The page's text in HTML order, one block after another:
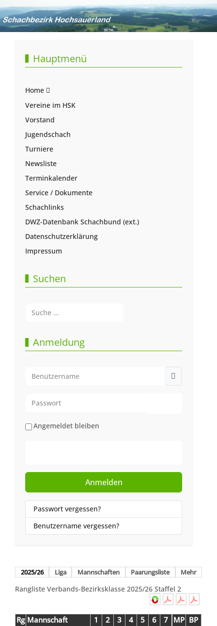
Hauptmenü
Home
Vereine im HSK
Vorstand
Jugendschach
Turniere
Newsliste
Terminkalender
Service / Dokumente
Schachlinks
DWZ-Datenbank Schachbund (ext.)
Datenschutzerklärung
Impressum
Suchen
Anmeldung
Angemeldet bleiben
Anmelden
Passwort vergessen?
Benutzername vergessen?
2025/26 Liga Mannschaften Paarungsliste Mehr
Rangliste Verbands-Bezirksklasse 2025/26 Staffel 2
Rg Mannschaft 1 2 3 4 5 6 7 MP BP